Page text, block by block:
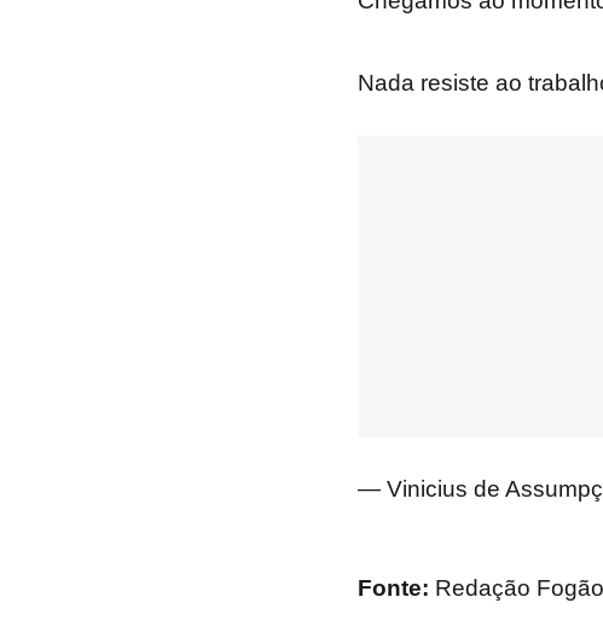
Nada resiste ao
— Vinicius de
Fonte: Redação